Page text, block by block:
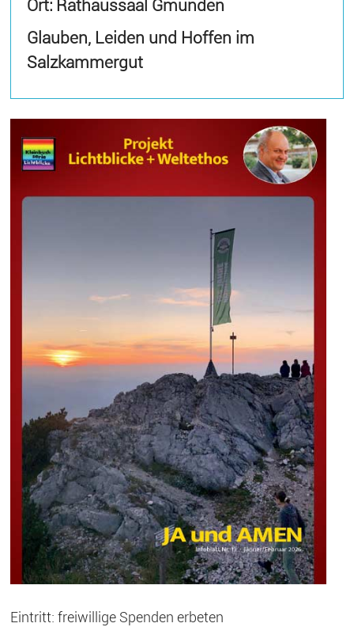
Ort: Rathaussaal Gmunden
Glauben, Leiden und Hoffen im
Salzkammergut
Eintritt: freiwillige Spenden erbeten